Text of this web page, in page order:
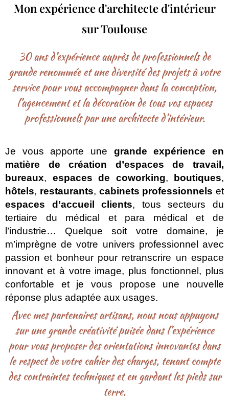
Mon expérience d'architecte d'intérieur
sur Toulouse
30 ans d’expérience auprès de professionnels de
grande renommée et une diversité des projets à votre
service pour vous accompagner dans la conception,
l’agencement et la décoration de tous vos espaces
professionnels par une architecte d’intérieur.
Je vous apporte une grande expérience en
matière de création d’espaces de travail,
bureaux, espaces de coworking, boutiques,
hôtels, restaurants, cabinets professionnels et
espaces d’accueil clients, tous secteurs du
tertiaire du médical et para médical et de
l’industrie… Quelque soit votre domaine, je
m’imprègne de votre univers professionnel avec
passion et bonheur pour retranscrire un espace
innovant et à votre image, plus fonctionnel, plus
confortable et je vous propose une nouvelle
réponse plus adaptée aux usages.
Avec mes partenaires artisans, nous nous appuyons
sur une grande créativité puisée dans l’expérience
pour vous proposer des orientations innovantes dans
le respect de votre cahier des charges, tenant compte
des contraintes techniques et en gardant les pieds sur
terre.